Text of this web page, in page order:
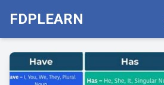
FDPLEARN